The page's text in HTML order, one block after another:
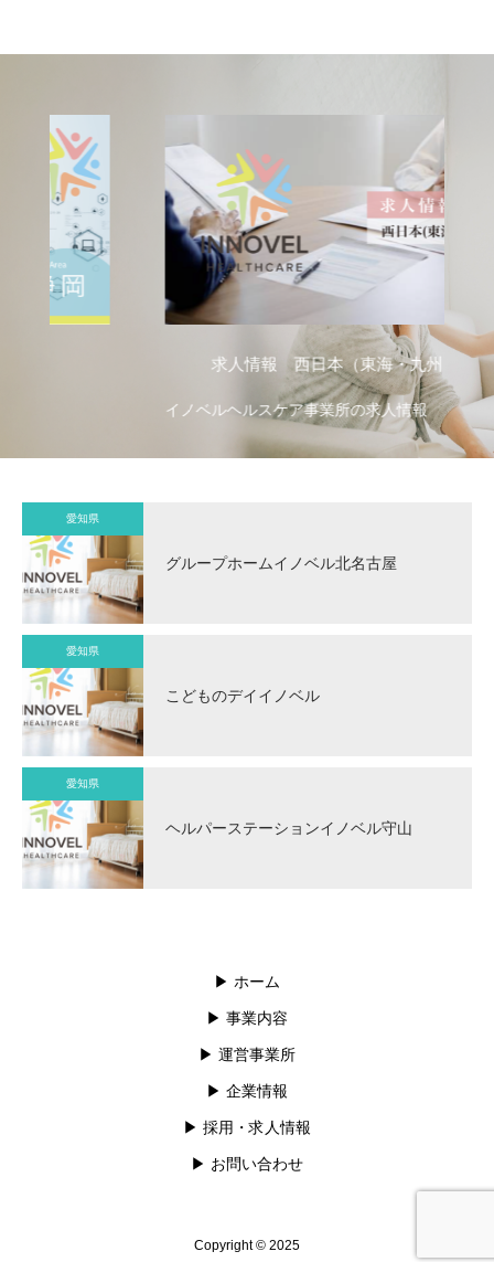
求人情報 西日本（東海・九州）
イノベルヘルスケア事業所の求人情報
愛知県
グループホームイノベル北名古屋
愛知県
こどものデイイノベル
愛知県
ヘルパーステーションイノベル守山
▶︎ ホーム
▶︎ 事業内容
▶︎ 運営事業所
▶︎ 企業情報
▶︎ 採用・求人情報
▶︎ お問い合わせ
Copyright © 2025